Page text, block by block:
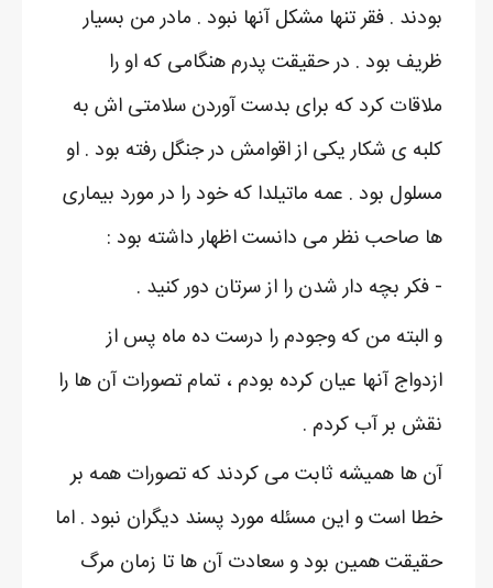
بودند . فقر تنها مشکل آنها نبود . مادر من بسیار
ظریف بود . در حقیقت پدرم هنگامی که او را
ملاقات کرد که برای بدست آوردن سلامتی اش به
کلبه ی شکار یکی از اقوامش در جنگل رفته بود . او
مسلول بود . عمه ماتیلدا که خود را در مورد بیماری
ها صاحب نظر می دانست اظهار داشته بود :
- فکر بچه دار شدن را از سرتان دور کنید .
و البته من که وجودم را درست ده ماه پس از
ازدواج آنها عیان کرده بودم ، تمام تصورات آن ها را
نقش بر آب کردم .
آن ها همیشه ثابت می کردند که تصورات همه بر
خطا است و این مسئله مورد پسند دیگران نبود . اما
حقیقت همین بود و سعادت آن ها تا زمان مرگ